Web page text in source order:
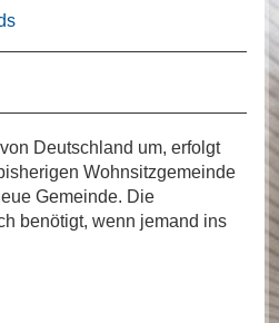
Deutschland um, erfolgt
Wohnsitzgemeinde
Gemeinde. Die
benötigt, wenn jemand ins